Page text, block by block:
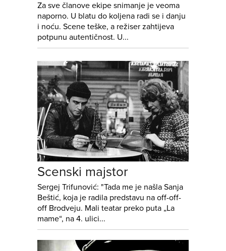
Za sve članove ekipe snimanje je veoma
naporno. U blatu do koljena radi se i danju
i noću. Scene teške, a režiser zahtijeva
potpunu autentičnost. U...
Scenski majstor
Sergej Trifunović: "Tada me je našla Sanja
Beštić, koja je radila predstavu na off-off-
off Brodveju. Mali teatar preko puta „La
mame“, na 4. ulici...